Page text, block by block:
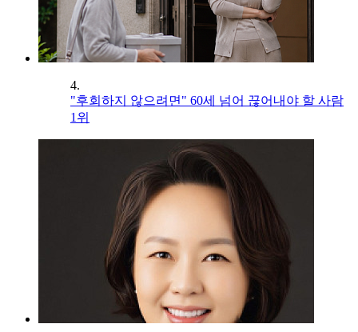
4.
"후회하지 않으려면" 60세 넘어 끊어내야 할 사람
1위